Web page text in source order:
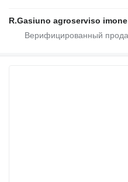
R.Gasiuno agroserviso imone